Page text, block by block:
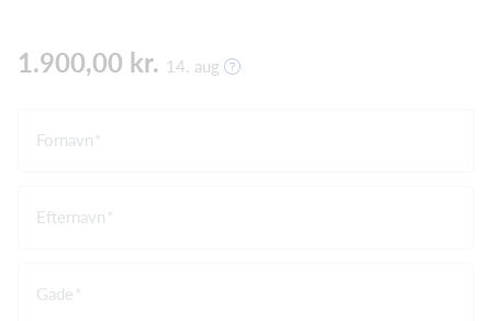
1.900,00 kr. 14. aug
Fornavn
Efternavn
Gade